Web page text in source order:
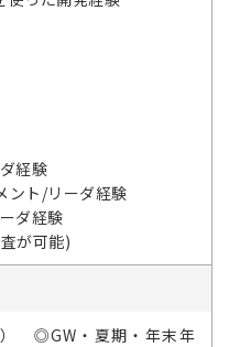
経験
ント/リーダ経験
ダ経験
が可能)
◎GW・夏期・年末年